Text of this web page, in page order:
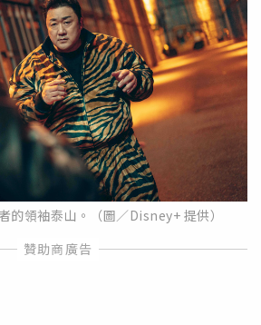
的領袖泰山。（圖／Disney+ 提供）